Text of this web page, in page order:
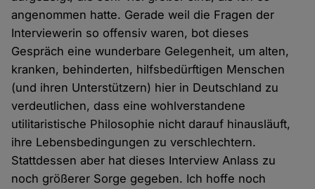
angenommen hatte. Gerade weil die Fragen der
Interviewerin so offensiv waren, bot dieses
Gespräch eine wunderbare Gelegenheit, um alten,
kranken, behinderten, hilfsbedürftigen Menschen
(und ihren Unterstützern) hier in Deutschland zu
verdeutlichen, dass eine wohlverstandene
utilitaristische Philosophie nicht darauf hinausläuft,
ihre Lebensbedingungen zu verschlechtern.
Stattdessen aber hat dieses Interview Anlass zu
noch größerer Sorge gegeben. Ich hoffe noch